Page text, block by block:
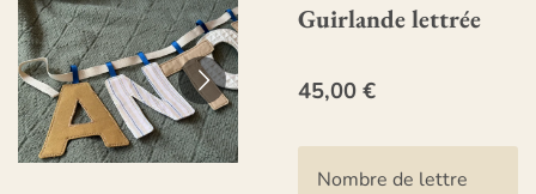
Guirlande lettrée
45,00 €
Nombre de lettre